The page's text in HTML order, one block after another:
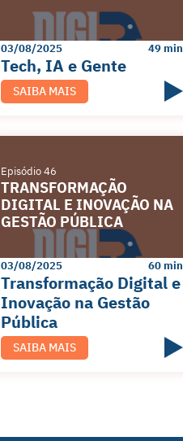
03/08/2025 49 min
Tech, IA e Gente
SAIBA MAIS
Episódio 46
TRANSFORMAÇÃO
DIGITAL E INOVAÇÃO NA
GESTÃO PÚBLICA
03/08/2025 60 min
Transformação Digital e
Inovação na Gestão
Pública
SAIBA MAIS